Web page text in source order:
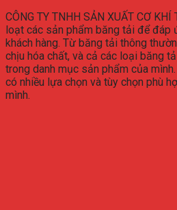
CÔNG TY TNHH SẢN XUẤT CƠ
loạt các sản phẩm băng tải để đáp
khách hàng. Từ băng tải thông
chịu hóa chất, và cả các loại băng
trong danh mục sản phẩm của
có nhiều lựa chọn và tùy chọn phù
mình.